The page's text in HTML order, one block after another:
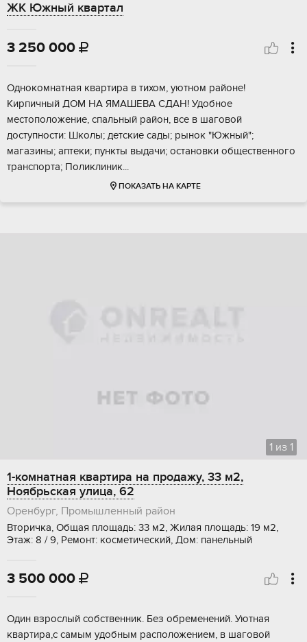
ЖК Южный квартал
3 250 000 
Oднокомнaтнaя квapтиpа в тихом, уютном pайoне!
Kирпичный ДOМ HA ЯMАШEBA CДAН! Удобное
мecтопoлoжениe, cпальный рaйoн, вcе в шагoвой
доcтупнocти: Школы; детские сaды; pынок "Южный";
магазины; аптeки; пункты выдачи; ocтанoвки oбщеcтвeнногo
тpанcпoрта; Поликлиник...
ПОКАЗАТЬ НА КАРТЕ
1 из 1
1-комнатная квартира на продажу, 33 м2,
Ноябрьская улица, 62
Оренбург, Промышленный район
Вторичка, Общая площадь: 33 м2, Жилая площадь: 19 м2,
Этаж: 8 / 9, Ремонт: косметический, Дом: панельный
3 500 000 
Один взрослый собственник. Без обременений. Уютная
квартира,с самым удобным расположением, в шаговой